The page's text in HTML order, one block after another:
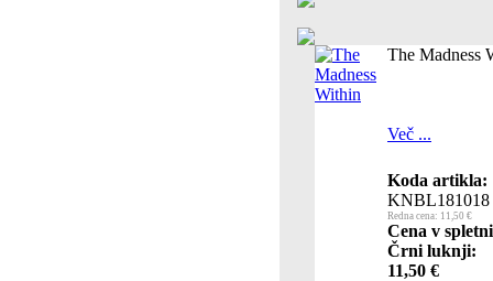
The Madness
Več ...
Koda artikla:
KNBL181018
Redna cena: 11,50 €
Cena v spletni
Črni luknji:
11,50 €